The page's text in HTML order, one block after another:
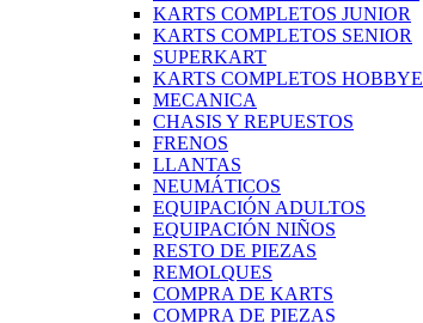
KARTS COMPLETOS JUNIOR
KARTS COMPLETOS SENIOR
SUPERKART
KARTS COMPLETOS HOBBYE
MECANICA
CHASIS Y REPUESTOS
FRENOS
LLANTAS
NEUMÁTICOS
EQUIPACIÓN ADULTOS
EQUIPACIÓN NIÑOS
RESTO DE PIEZAS
REMOLQUES
COMPRA DE KARTS
COMPRA DE PIEZAS